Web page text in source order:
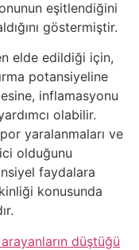
eşitlendiğini
göstermiştir.
elde edildiği için,
potansiyeline
inflamasyonu
olabilir.
yaralanmaları ve
olduğunu
faydalara
konusunda
düştüğü